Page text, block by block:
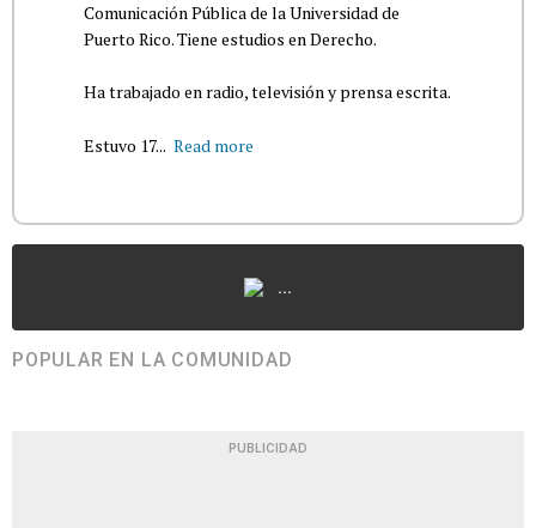
Comunicación Pública de la Universidad de
Puerto Rico. Tiene estudios en Derecho.
Ha trabajado en radio, televisión y prensa escrita.
Estuvo 17... Read more
...
POPULAR EN LA COMUNIDAD
PUBLICIDAD